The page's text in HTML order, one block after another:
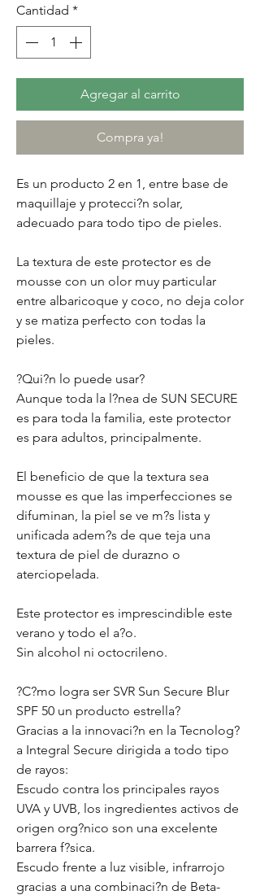
Cantidad *
Agregar al carrito
Compra ya!
Es un producto 2 en 1, entre base de
maquillaje y protecci?n solar,
adecuado para todo tipo de pieles.
La textura de este protector es de
mousse con un olor muy particular
entre albaricoque y coco, no deja color
y se matiza perfecto con todas la
pieles.
?Qui?n lo puede usar?
Aunque toda la l?nea de SUN SECURE
es para toda la familia, este protector
es para adultos, principalmente.
El beneficio de que la textura sea
mousse es que las imperfecciones se
difuminan, la piel se ve m?s lista y
unificada adem?s de que teja una
textura de piel de durazno o
aterciopelada.
Este protector es imprescindible este
verano y todo el a?o.
Sin alcohol ni octocrileno.
?C?mo logra ser SVR Sun Secure Blur
SPF 50 un producto estrella?
Gracias a la innovaci?n en la Tecnolog?
a Integral Secure dirigida a todo tipo
de rayos:
Escudo contra los principales rayos
UVA y UVB, los ingredientes activos de
origen org?nico son una excelente
barrera f?sica.
Escudo frente a luz visible, infrarrojo
gracias a una combinaci?n de Beta-